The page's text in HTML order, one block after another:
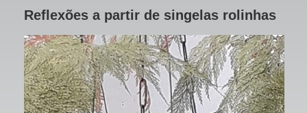
Reflexões a partir de singelas rolinhas